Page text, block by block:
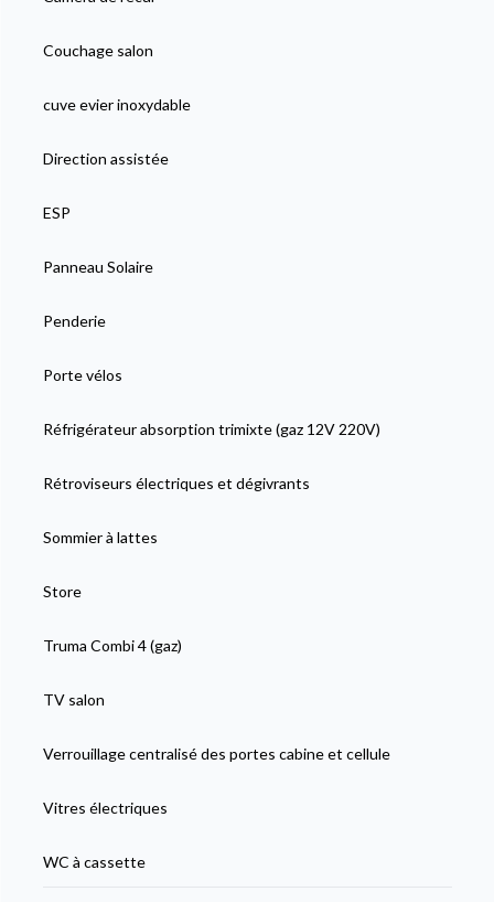
Couchage salon
cuve evier inoxydable
Direction assistée
ESP
Panneau Solaire
Penderie
Porte vélos
Réfrigérateur absorption trimixte (gaz 12V 220V)
Rétroviseurs électriques et dégivrants
Sommier à lattes
Store
Truma Combi 4 (gaz)
TV salon
Verrouillage centralisé des portes cabine et cellule
Vitres électriques
WC à cassette